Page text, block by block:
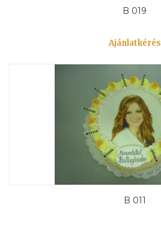
B 019
Ajánlatkérés
B 011